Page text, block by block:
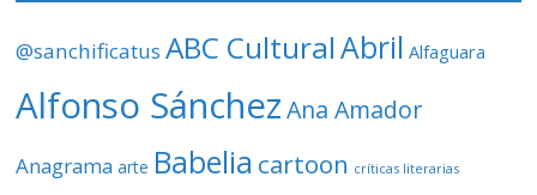
e
@sanchificatus ABC CulturalAbril Alfaguara
Alfonso Sánchez Ana Amador
Anagrama arte Babelia cartoon críticas literarias